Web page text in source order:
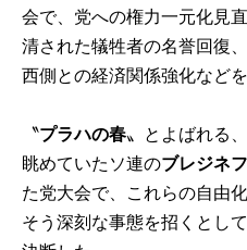
会で、党への権力一元化見
清された犠牲者の名誉回復
西側との経済関係強化など
〝プラハの春〟とよばれる
眺めていたソ連のブレジネ
た党大会で、これらの自由
そう深刻な事態を招くとし